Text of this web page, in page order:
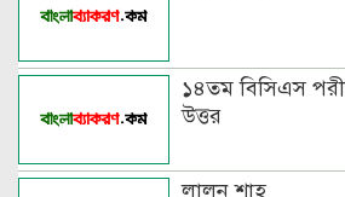
উদাহরণ
বিভিন্ন ভাষায়
১৪তম বিসিএস
উত্তর
লালন শাহ